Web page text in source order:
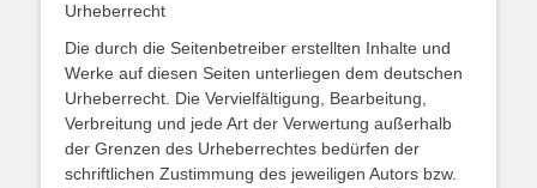
Urheberrecht
Die durch die Seitenbetreiber erstellten Inhalte und
Werke auf diesen Seiten unterliegen dem deutschen
Urheberrecht. Die Vervielfältigung, Bearbeitung,
Verbreitung und jede Art der Verwertung außerhalb
der Grenzen des Urheberrechtes bedürfen der
schriftlichen Zustimmung des jeweiligen Autors bzw.